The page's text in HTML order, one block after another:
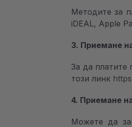
Методите за
iDEAL, Apple
3. Приемане
За да платите
този линк
4. Приемане
Можете да